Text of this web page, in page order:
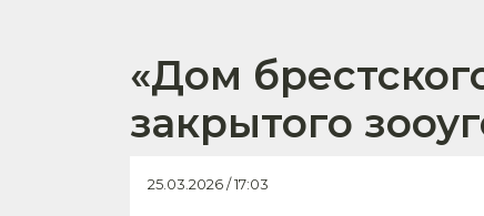
«Дом
закрытого
25.03.2026 / 17:03